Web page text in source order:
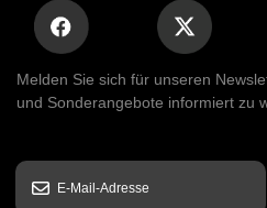
Melden Sie sich für unseren
und Sonderangebote informiert zu